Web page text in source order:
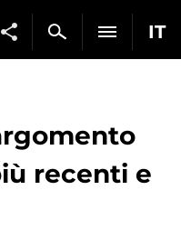
IT
recenti e